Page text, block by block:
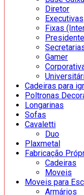
Diretor
Executivas
Fixas
Presidente
Gamer
Cadeiras para
Poltronas
Longarinas
Sofas
Cavaletti
Duo
Plaxmetal
Fabricação
Cadeiras
Moveis
Moveis para
Armários